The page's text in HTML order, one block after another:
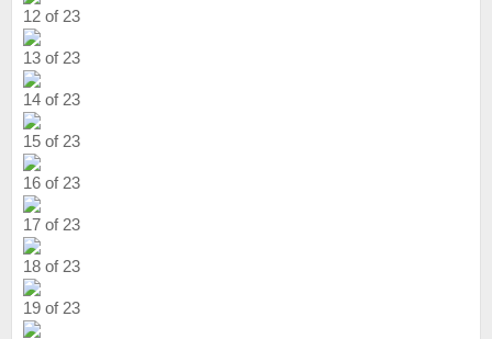
12 of 23
13 of 23
14 of 23
15 of 23
16 of 23
17 of 23
18 of 23
19 of 23